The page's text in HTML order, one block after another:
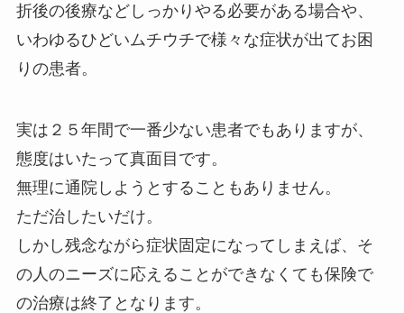
折後の後療などしっかりやる必要がある場合や、
いわゆるひどいムチウチで様々な症状が出てお困
りの患者。
実は２５年間で一番少ない患者でもありますが、
態度はいたって真面目です。
無理に通院しようとすることもありません。
ただ治したいだけ。
しかし残念ながら症状固定になってしまえば、そ
の人のニーズに応えることができなくても保険で
の治療は終了となります。